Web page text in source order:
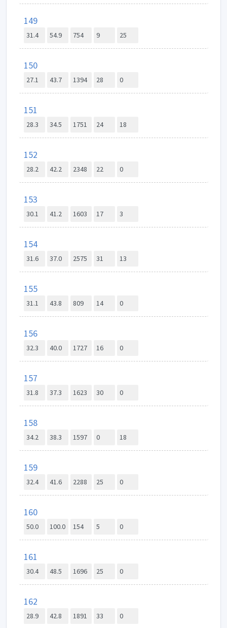
149
31.4 54.9 754 9 25
150
27.1 43.7 1394 28 0
151
28.3 34.5 1751 24 18
152
28.2 42.2 2348 22 0
153
30.1 41.2 1603 17 3
154
31.6 37.0 2575 31 13
155
31.1 43.8 809 14 0
156
32.3 40.0 1727 16 0
157
31.8 37.3 1623 30 0
158
34.2 38.3 1597 0 18
159
32.4 41.6 2288 25 0
160
50.0 100.0 154 5 0
161
30.4 48.5 1696 25 0
162
28.9 42.8 1891 33 0